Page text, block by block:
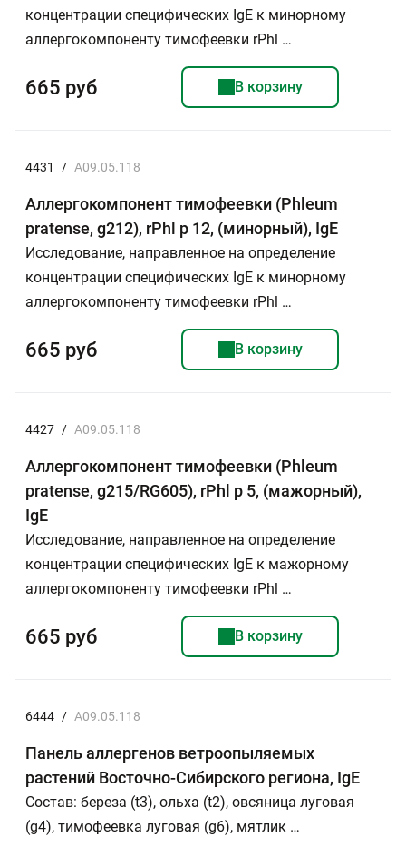
концентрации специфических IgE к минорному
аллергокомпоненту тимофеевки rPhl …
665 руб В корзину
4431 / A09.05.118
Аллергокомпонент тимофеевки (Phleum
pratense, g212), rPhl p 12, (минорный), IgE
Исследование, направленное на определение
концентрации специфических IgE к минорному
аллергокомпоненту тимофеевки rPhl …
665 руб В корзину
4427 / A09.05.118
Аллергокомпонент тимофеевки (Phleum
pratense, g215/RG605), rPhl p 5, (мажорный),
IgE
Исследование, направленное на определение
концентрации специфических IgE к мажорному
аллергокомпоненту тимофеевки rPhl …
665 руб В корзину
6444 / A09.05.118
Панель аллергенов ветроопыляемых
растений Восточно-Сибирского региона, IgE
Состав: береза (t3), ольха (t2), овсяница луговая
(g4), тимофеевка луговая (g6), мятлик …